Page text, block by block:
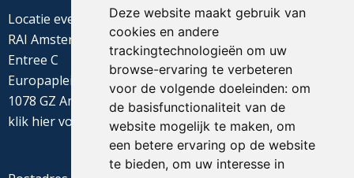
Deze website maakt gebruik van
cookies en andere
trackingtechnologieën om uw
browse-ervaring te verbeteren
voor de volgende doeleinden: om
de basisfunctionaliteit van de
website mogelijk te maken, om
een betere ervaring op de website
te bieden, om uw interesse in
Locatie evenement
RAI Amsterdam
Entree C
Europaplein 22
1078 GZ Amsterdam
klik hiervoor de routebeschrijving